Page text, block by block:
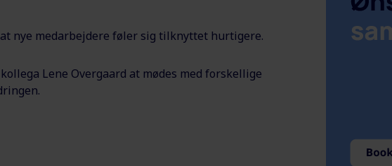
nye medarbejdere føler sig tilknyttet hurtigere.
Lene Overgaard at mødes med forskellige